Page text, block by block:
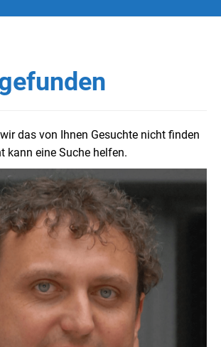
das von Ihnen Gesuchte nicht finden
kann eine Suche helfen.